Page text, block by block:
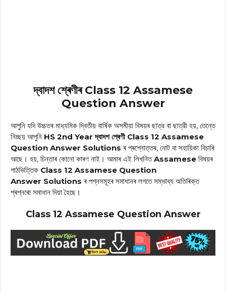
দ্বাদশ শ্ৰেণীৰ Class 12 Assamese
Question Answer
আপুনি যদি উচ্চতৰ মাধ্যমিক দ্বিতীয় বাৰ্ষিক অসমীয়া বিষয়ৰ ছাত্র বা ছাত্রী হয়, তেন্তে
নিচ্ছয় আপুনি HS 2nd Year দ্বাদশ শ্ৰেণী Class 12 Assamese
Question Answer Solutionsৰ প্ৰশ্নোত্তৰ, নোট বা সহায়িকা বিচাৰি
আছে। হয়, চিন্তাৰ কোনো কাৰণ নাই। আমাৰ এই লিখনিতAssamese বিষয়ৰ
পাঠভিত্তিক Class 12 Assamese Question
Answer Solutionsৰ পশ্নসমূহৰ সমাধানৰ লগতে সম্ভাব্য অতিৰিক্ত
প্ৰশ্নৰো সমাধান দিয়া হৈছে।
Class 12 Assamese Question Answer